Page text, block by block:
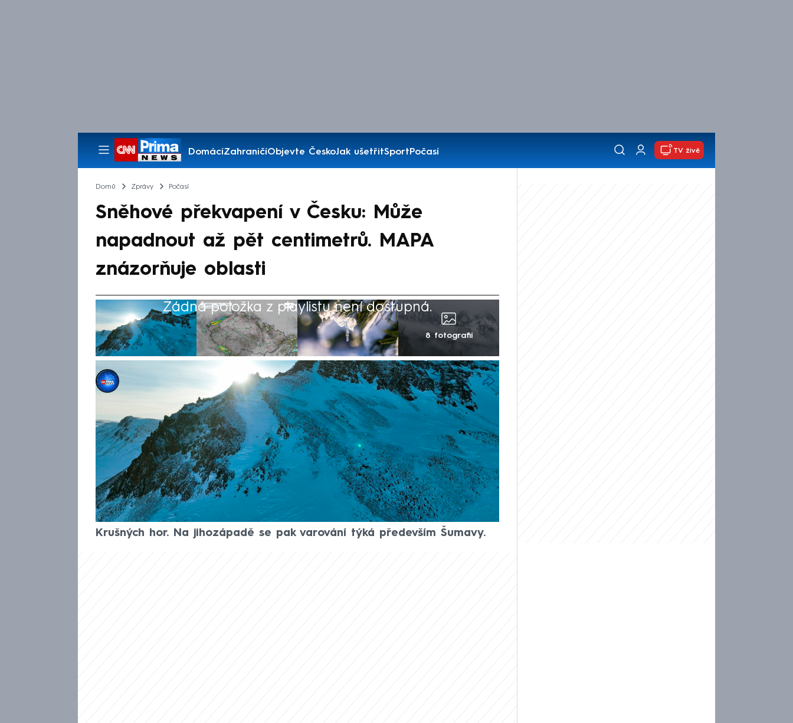
DomácíZahraničíObjevte ČeskoJak ušetřitSportPočasí
Pořady
TV živě
Domů Zprávy Počasí
Sněhové překvapení v Česku: Může
napadnout až pět centimetrů. MAPA
znázorňuje oblasti
Žádná položka z playlistu není dostupná.
8 fotografií
CNN Prima NEWS
11. kvě 2026, 23:25
Ačkoliv se jaro nachází v plném proudu a přechází do léta, na území
Česka se v úterý mohou objevit sněhové přeháňky. „Zítra pozor na
sníh,“ varovali jasně v pondělí večer meteorologové z Českého
hydrometeorologického ústavu (ČHMÚ) na sociálních sítích spolu s
mapou pravděpodobnosti napadnutí pěti centimetrů sněhu s
vyznačenými oblastmi, kde lze sněhové vločky očekávat. Jedná se
zejména o příhraniční území na severozápadě republiky v oblasti
Krušných hor. Na jihozápadě se pak varování týká především Šumavy.